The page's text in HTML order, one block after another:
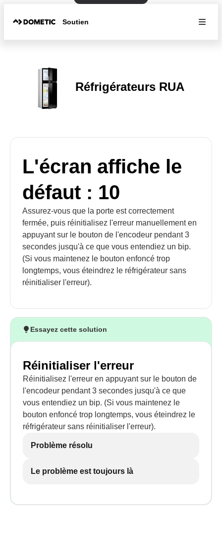
Soutien
Réfrigérateurs RUA
L'écran affiche le
défaut : 10
Assurez-vous que la porte est correctement
fermée, puis réinitialisez l'erreur manuellement en
appuyant sur le bouton de l'encodeur pendant 3
secondes jusqu'à ce que vous entendiez un bip.
(Si vous maintenez le bouton enfoncé trop
longtemps, vous éteindrez le réfrigérateur sans
réinitialiser l'erreur).
Essayez cette solution
Réinitialiser l'erreur
Réinitialisez l'erreur en appuyant sur le bouton de
l'encodeur pendant 3 secondes jusqu'à ce que
vous entendiez un bip. (Si vous maintenez le
bouton enfoncé trop longtemps, vous éteindrez le
réfrigérateur sans réinitialiser l'erreur).
Problème résolu
Le problème est toujours là